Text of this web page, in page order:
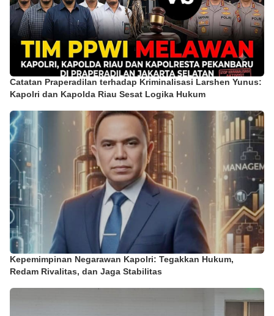
Catatan Praperadilan terhadap Kriminalisasi Larshen Yunus:
Kapolri dan Kapolda Riau Sesat Logika Hukum
Kepemimpinan Negarawan Kapolri: Tegakkan Hukum,
Redam Rivalitas, dan Jaga Stabilitas